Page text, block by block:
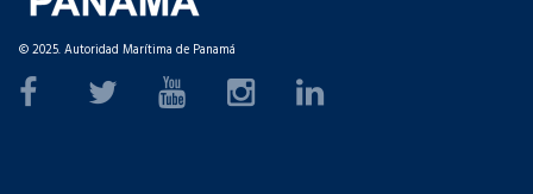
© 2025. Autoridad Marítima de Panamá